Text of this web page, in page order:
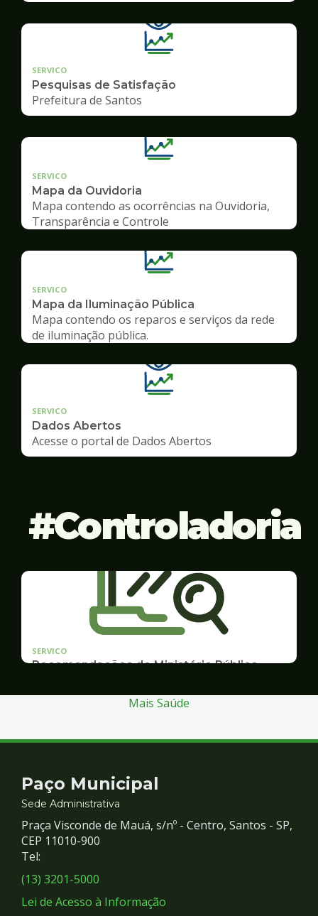
SERVICO
Pesquisas de Satisfação
Prefeitura de Santos
SERVICO
Mapa da Ouvidoria
Mapa contendo as ocorrências na Ouvidoria,
Transparência e Controle
SERVICO
Mapa da Iluminação Pública
Mapa contendo os reparos e serviços da rede
de iluminação pública.
SERVICO
Dados Abertos
Acesse o portal de Dados Abertos
Controladoria
SERVICO
Recomendações do Ministério Público
Mais Saúde
Contato
e
Redes
Sociais
Paço Municipal
Sede Administrativa
Praça Visconde de Mauá, s/nº - Centro, Santos - SP,
CEP 11010-900
Tel:
(13) 3201-5000
Lei de Acesso à Informação